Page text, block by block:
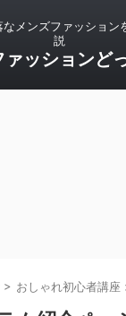
メンズファッション
説
ァッションど
> おしゃれ初心者講座